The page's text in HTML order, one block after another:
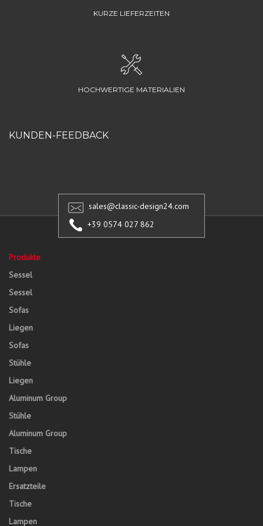
KURZE LIEFERZEITEN
HOCHWERTIGE MATERIALIEN
KUNDEN-FEEDBACK
sales@classic-design24.com
+39 0574 027 862
Produkte
Sessel
Sessel
Sofas
Liegen
Sofas
Stühle
Liegen
Aluminum Group
Stühle
Aluminum Group
Tische
Lampen
Ersatzteile
Tische
Lampen